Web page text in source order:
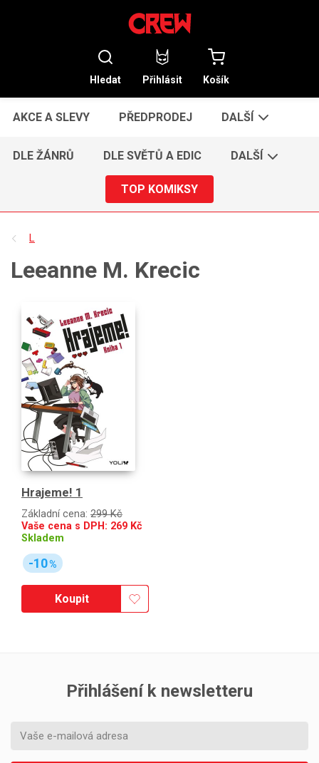
Hledat Přihlásit Košík
AKCE A SLEVY PŘEDPRODEJ DALŠÍ
DLE ŽÁNRŮ DLE SVĚTŮ A EDIC DALŠÍ
TOP KOMIKSY
L
Leeanne M. Krecic
Hrajeme! 1
Základní cena: 299 Kč
Vaše cena s DPH: 269 Kč
Skladem
-10%
Koupit
Přihlášení k newsletteru